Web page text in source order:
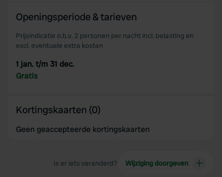
Openingsperiode & tarieven
Prijsindicatie o.b.v. 2 personen per nacht incl. belasting en
excl. eventuele extra kosten
1 jan. t/m 31 dec.
Gratis
Kortingskaarten (0)
Geen geaccepteerde kortingskaarten
Is er iets veranderd? Wijziging doorgeven